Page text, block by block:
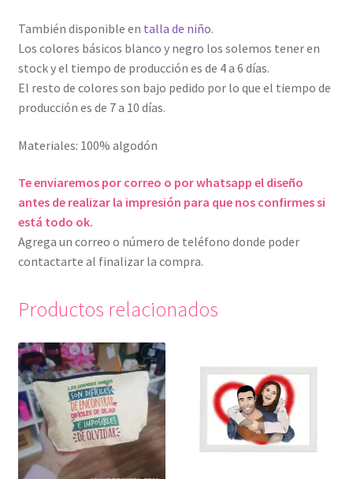
También disponible en talla de niño.
Los colores básicos blanco y negro los solemos tener en
stock y el tiempo de producción es de 4 a 6 días.
El resto de colores son bajo pedido por lo que el tiempo de
producción es de 7 a 10 días.
Materiales: 100% algodón
Te enviaremos por correo o por whatsapp el diseño
antes de realizar la impresión para que nos confirmes si
está todo ok.
Agrega un correo o número de teléfono donde poder
contactarte al finalizar la compra.
Productos relacionados